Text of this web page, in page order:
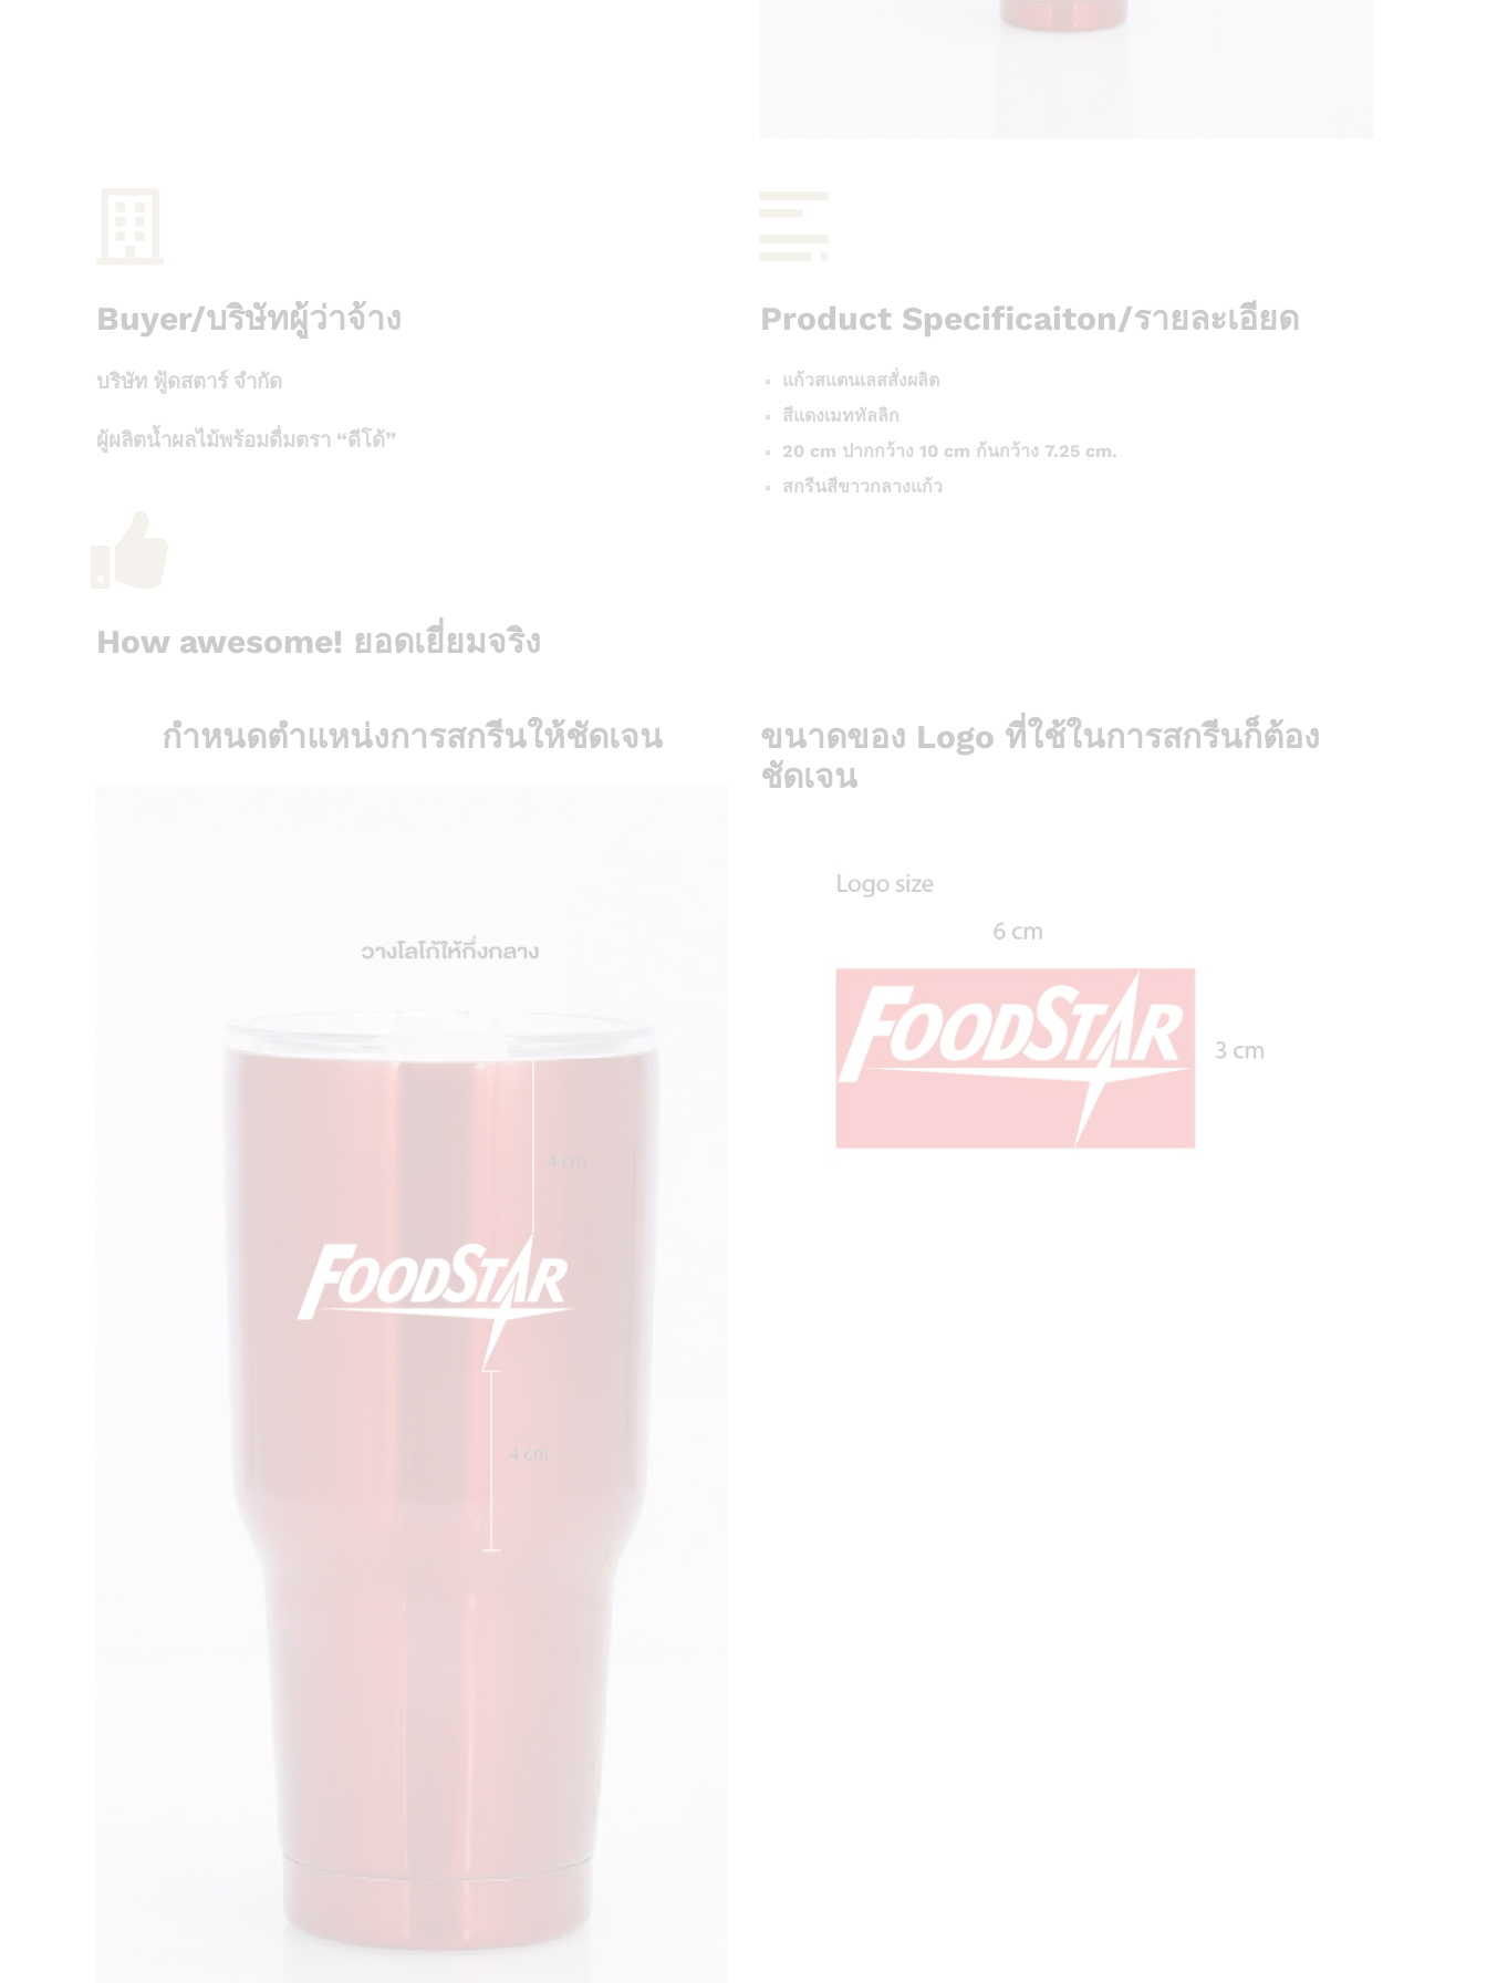
Buyer/บริษัทผู้ว่าจ้าง
บริษัท ฟู้ดสตาร์ จำกัด
ผู้ผลิตน้ำผลไม้พร้อมดื่มตรา “ดีโด้”
Product Specificaiton/รายละเอียด
แก้วสแตนเลสสั่งผลิต
สีแดงเมททัลลิก
20 cm ปากกว้าง 10 cm ก้นกว้าง 7.25 cm.
สกรีนสีขาวกลางแก้ว
How awesome! ยอดเยี่ยมจริง
กำหนดตำแหน่งการสกรีนให้ชัดเจน
ขนาดของ Logo ที่ใช้ในการสกรีนก็ต้อง
ชัดเจน